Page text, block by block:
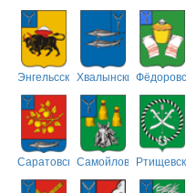
ЭнгельсскийХвалынский
СаратовскийСамойловский